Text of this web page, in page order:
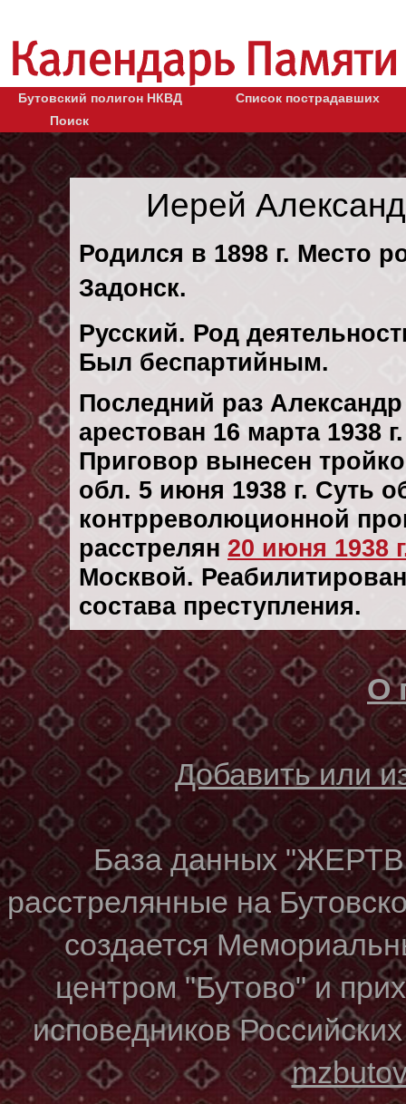
Бутовский полигон НКВД
Список пострадавших
Поиск
Иерей
Родился в 1898 г. Место
Задонск.
Русский. Род
Был беспартийным.
Последний раз
арестован 16 марта 1938 г.
Приговор вынесен
обл. 5 июня 1938 г. Суть
контрреволюционной
расстрелян 20 июня 1938
Москвой.
состава преступления.
О
Добавить или
База данных
расстрелянные на
создается
центром "Бутово" и
исповедников